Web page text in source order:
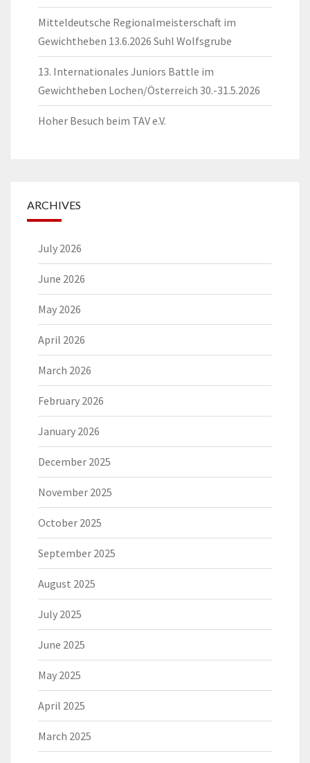
Mitteldeutsche Regionalmeisterschaft im
Gewichtheben 13.6.2026 Suhl Wolfsgrube
13. Internationales Juniors Battle im
Gewichtheben Lochen/Österreich 30.-31.5.2026
Hoher Besuch beim TAV e.V.
ARCHIVES
July 2026
June 2026
May 2026
April 2026
March 2026
February 2026
January 2026
December 2025
November 2025
October 2025
September 2025
August 2025
July 2025
June 2025
May 2025
April 2025
March 2025